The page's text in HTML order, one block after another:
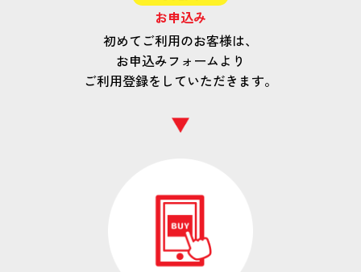
お申込み
初めてご利用のお客様は、
お申込みフォームより
ご利用登録をしていただきます。